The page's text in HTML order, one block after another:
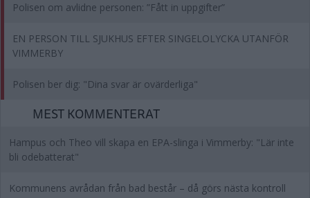
Polisen om avlidne personen: ”Fått in uppgifter”
EN PERSON TILL SJUKHUS EFTER SINGELOLYCKA UTANFÖR
VIMMERBY
Polisen ber dig: "Dina svar är ovärderliga"
MEST KOMMENTERAT
Hampus och Theo vill skapa en EPA-slinga i Vimmerby: "Lär inte
bli odebatterat"
Kommunens avrådan från bad består – då görs nästa kontroll